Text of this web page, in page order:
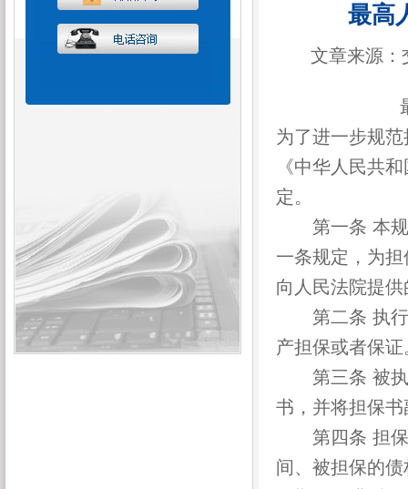
最高
文章来源
为了进一步规
《中华人民共
定。
第一条 本规
一条规定，为
向人民法院提
第二条 执行
产担保或者保证
第三条 被执
书，并将担保
第四条 担保
间、被担保的